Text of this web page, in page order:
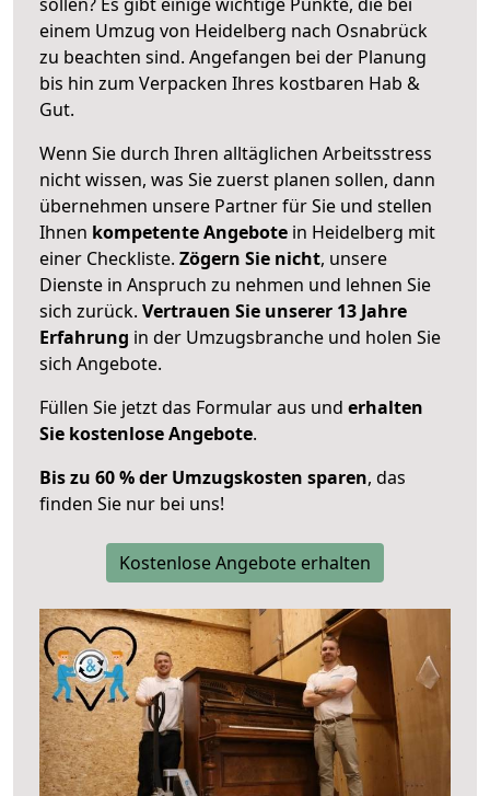
einem Umzug von Heidelberg nach Osnabrück
zu beachten sind. Angefangen bei der Planung
bis hin zum Verpacken Ihres kostbaren Hab &
Gut.
Wenn Sie durch Ihren alltäglichen Arbeitsstress
nicht wissen, was Sie zuerst planen sollen, dann
übernehmen unsere Partner für Sie und stellen
Ihnen kompetente Angebote in Heidelberg mit
einer Checkliste. Zögern Sie nicht, unsere
Dienste in Anspruch zu nehmen und lehnen Sie
sich zurück. Vertrauen Sie unserer 13 Jahre
Erfahrung in der Umzugsbranche und holen Sie
sich Angebote.
Füllen Sie jetzt das Formular aus und erhalten
Sie kostenlose Angebote.
Bis zu 60 % der Umzugskosten sparen, das
finden Sie nur bei uns!
Kostenlose Angebote erhalten